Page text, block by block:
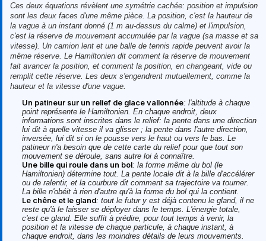
Ces deux équations révèlent une symétrie cachée: positionet impulsion
sont les deux faces d'une même pièce. La position, c'est la hauteur de
la vague à un instant donné (1 m au-dessus du calme) et l'impulsion,
c'est la réserve de mouvement accumulée par la vague (sa masse et sa
vitesse). Un camion lent et une balle de tennis rapide peuvent avoir la
même réserve. Le Hamiltonien dit comment la réserve de mouvement
fait avancer la position, et comment la position, en changeant, vide ou
remplit cette réserve. Les deux s'engendrent mutuellement, comme la
hauteur et la vitesse d'une vague.
Un patineur sur un relief de glace vallonnée: l'altitude à chaque
point représente le Hamiltonien. En chaque endroit, deux
informations sont inscrites dans le relief: la pente dans une direction
lui dit à quelle vitesse il va glisser ; la pente dans l'autre direction,
inversée, lui dit si on le pousse vers le haut ou vers le bas. Le
patineur n'a besoin que de cette carte du relief pour que tout son
mouvement se déroule, sans autre loi à connaître.
Une bille qui roule dans un bol: la forme même du bol (le
Hamiltonien) détermine tout. La pente locale dit à la bille d'accélérer
ou de ralentir, et la courbure dit comment sa trajectoire va tourner.
La bille n'obéit à rien d'autre qu'à la forme du bol qui la contient.
Le chêne et le gland: tout le futur y est déjà contenu le gland, il ne
reste qu'à le laisser se déployer dans le temps. L'énergie totale,
c'est ce gland. Elle suffit à prédire, pour tout temps à venir, la
position et la vitesse de chaque particule, à chaque instant, à
chaque endroit, dans les moindres détails de leurs mouvements.